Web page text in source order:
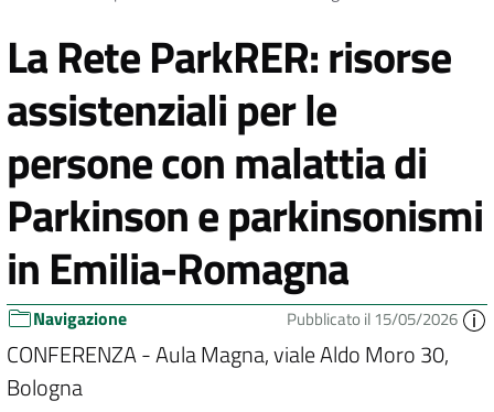
La Rete ParkRER: risorse
assistenziali per le
persone con malattia di
Parkinson e parkinsonismi
in Emilia-Romagna
Navigazione Pubblicato il 15/05/2026
CONFERENZA - Aula Magna, viale Aldo Moro 30,
Bologna